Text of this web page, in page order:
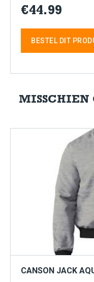
€44.99
BESTEL DIT
MISSCHIEN
CANSON JACK